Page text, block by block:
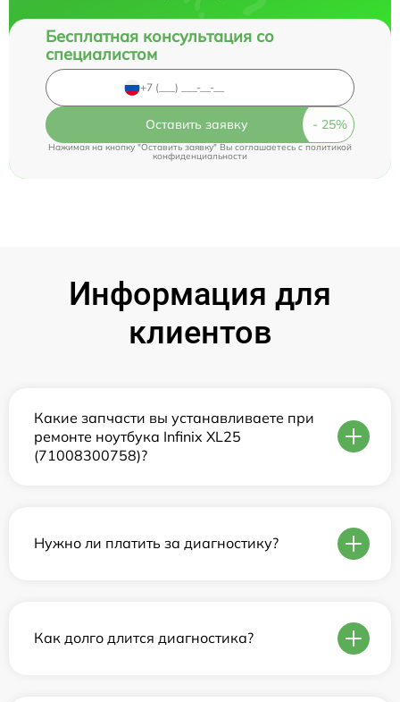
Бесплатная консультация со
специалистом
Оставить заявку
Нажимая на кнопку "Оставить заявку" Вы соглашаетесь cполитикой
конфиденциальности
Информация для
клиентов
Какие запчасти вы устанавливаете при
ремонте ноутбука Infinix XL25
(71008300758)?
Нужно ли платить за диагностику?
Как долго длится диагностика?